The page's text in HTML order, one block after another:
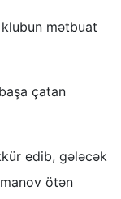
mətbuat
çatan
edib, gələcək
ötən